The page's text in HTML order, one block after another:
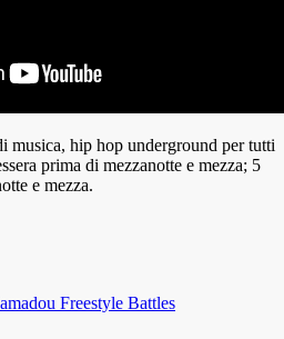
musica, hip hop underground per tutti
prima di mezzanotte e mezza; 5
e mezza.
Freestyle Battles